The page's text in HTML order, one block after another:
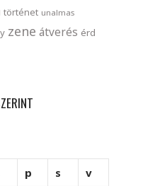
történet unalmas
zene átverés érd
p s
v